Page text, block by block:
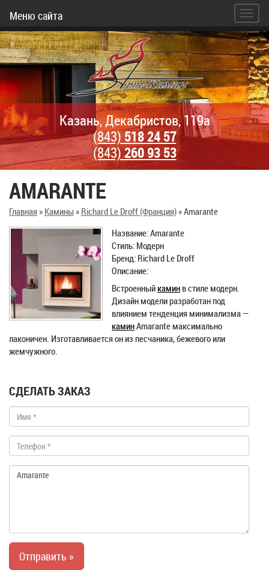
Меню сайта
Казань, Декабристов, 119а
(843)518 24 57
(843)260 93 53
AMARANTE
Главная» Камины» Richard Le Droff (Франция)»Amarante
Название: Amarante
Стиль: Модерн
Бренд: Richard Le Droff
Описание:
Встроенный камин в стиле модерн.
Дизайн модели разработан под
влиянием тенденция минимализма —
каминAmarante максимально
лаконичен. Изготавливается он из песчаника, бежевого или
жемчужного.
СДЕЛАТЬ ЗАКАЗ